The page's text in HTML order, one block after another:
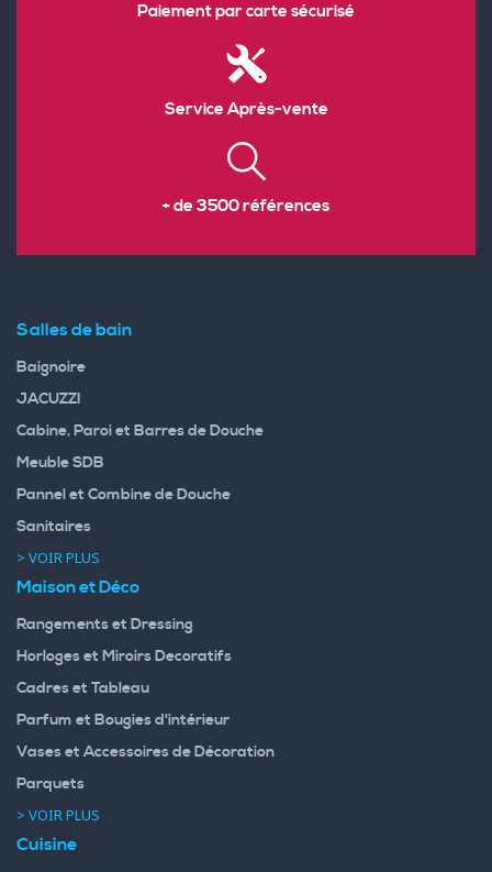
Paiement par carte sécurisé
Service Après-vente
+ de 3500 références
Salles de bain
Baignoire
JACUZZI
Cabine, Paroi et Barres de Douche
Meuble SDB
Pannel et Combine de Douche
Sanitaires
> VOIR PLUS
Maison et Déco
Rangements et Dressing
Horloges et Miroirs Decoratifs
Cadres et Tableau
Parfum et Bougies d'intérieur
Vases et Accessoires de Décoration
Parquets
> VOIR PLUS
Cuisine